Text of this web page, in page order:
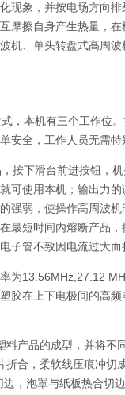
现象，并按电场方向
摩擦自身产生热量，
机、单头转盘式高周波
本机有三个工作位。
安全，工作人员无需特
下滑台前进按钮，机
可使用本机；输出力
强弱，使操作高周波
最短时间内熔断产品
子管不致因电流过大而
为13.56MHz,27.12
胶在上下电极间的高
品的成型，并将不
合，柔软线压痕冲切
，泡罩与纸板热合切